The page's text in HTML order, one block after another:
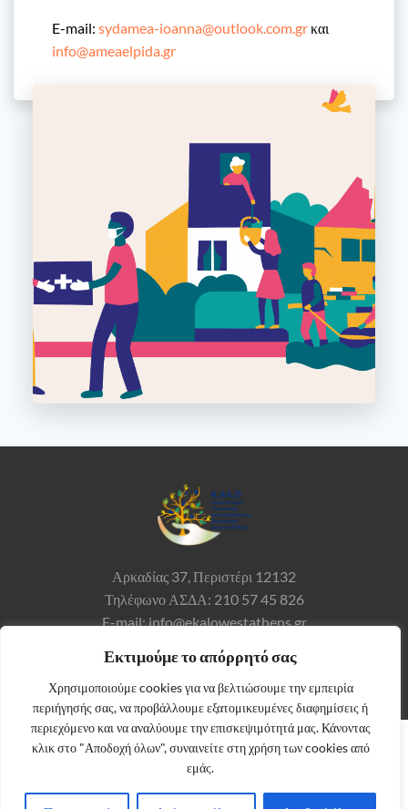
Εκτιμούμε το απόρρητό σας
Χρησιμοποιούμε cookies για να βελτιώσουμε την εμπειρία
περιήγησής σας, να προβάλλουμε εξατομικευμένες διαφημίσεις ή
περιεχόμενο και να αναλύουμε την επισκεψιμότητά μας. Κάνοντας
κλικ στο "Αποδοχή όλων", συναινείτε στη χρήση των cookies από
εμάς.
E-mail: sydamea-ioanna@outlook.com.grκαι
info@ameaelpida.gr
Αρκαδίας 37, Περιστέρι 12132
Τηλέφωνο ΑΣΔΑ: 210 57 45 826
E-mail: info@ekalowestathens.gr